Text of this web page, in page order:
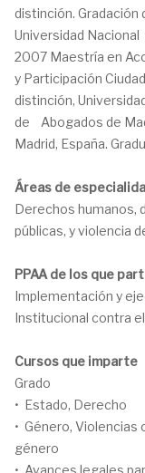
distinción. Gradación
Universidad Nacional
2007 Maestría en
y Participación
distinción,
de Abogados de
Madrid, España.
Áreas de
Derechos humanos,
públicas, y violencia
PPAA de los que
Implementación y
Institucional contra
Cursos que imparte
Grado
• Estado, Derecho
• Género, Violencias
género
• Avances legales